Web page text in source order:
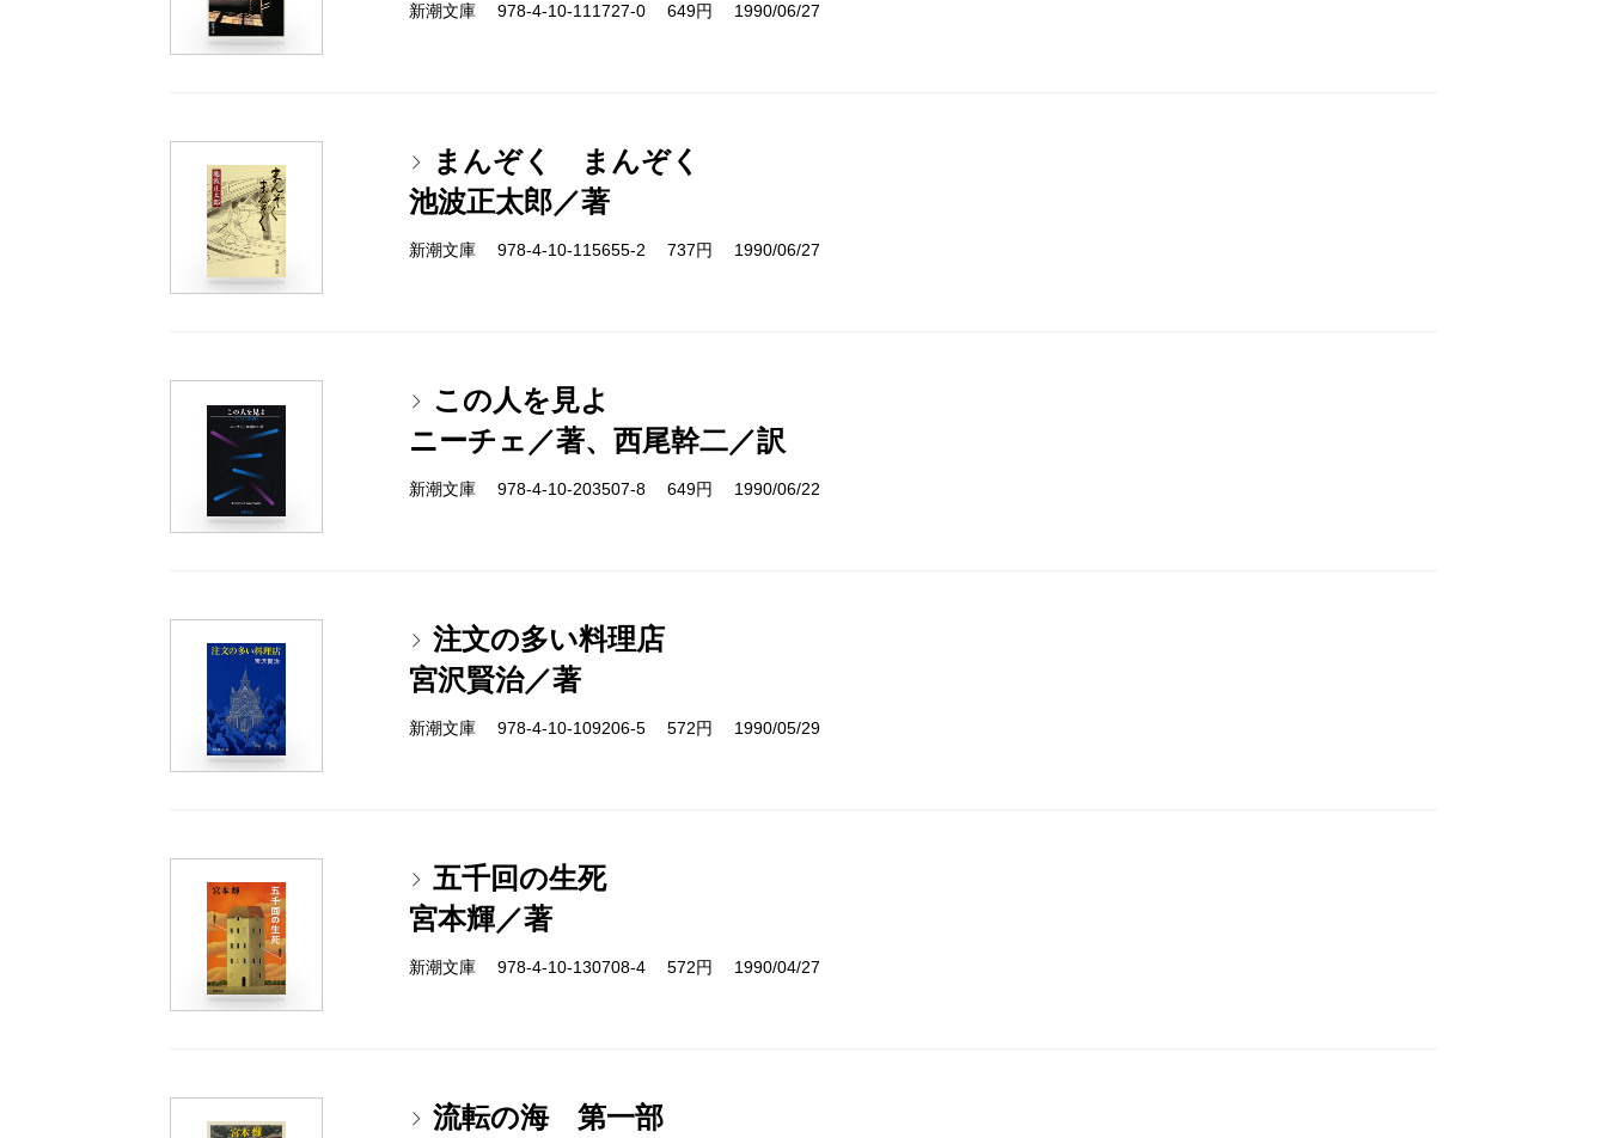
新潮文庫 978-4-10-111727-0 649円 1990/06/27
まんぞく まんぞく
池波正太郎／著
新潮文庫 978-4-10-115655-2 737円 1990/06/27
この人を見よ
ニーチェ／著、西尾幹二／訳
新潮文庫 978-4-10-203507-8 649円 1990/06/22
注文の多い料理店
宮沢賢治／著
新潮文庫 978-4-10-109206-5 572円 1990/05/29
五千回の生死
宮本輝／著
新潮文庫 978-4-10-130708-4 572円 1990/04/27
流転の海 第一部